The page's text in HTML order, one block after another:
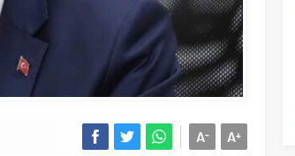
A+
A-